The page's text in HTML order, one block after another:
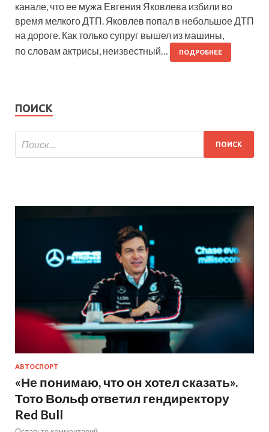
канале, что ее мужа Евгения Яковлева избили во
время мелкого ДТП. Яковлев попал в небольшое ДТП
на дороге. Как только супруг вышел из машины,
по словам актрисы, неизвестный…
ПОДРОБНЕЕ
ПОИСК
АВТОСПОРТ
«Не понимаю, что он хотел сказать».
Тото Вольф ответил гендиректору
Red Bull